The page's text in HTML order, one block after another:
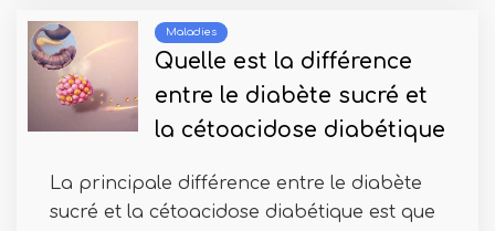
Maladies
Quelle est la différence
entre le diabète sucré et
la cétoacidose diabétique
La principale différence entre le diabète
sucré et la cétoacidose diabétique est que